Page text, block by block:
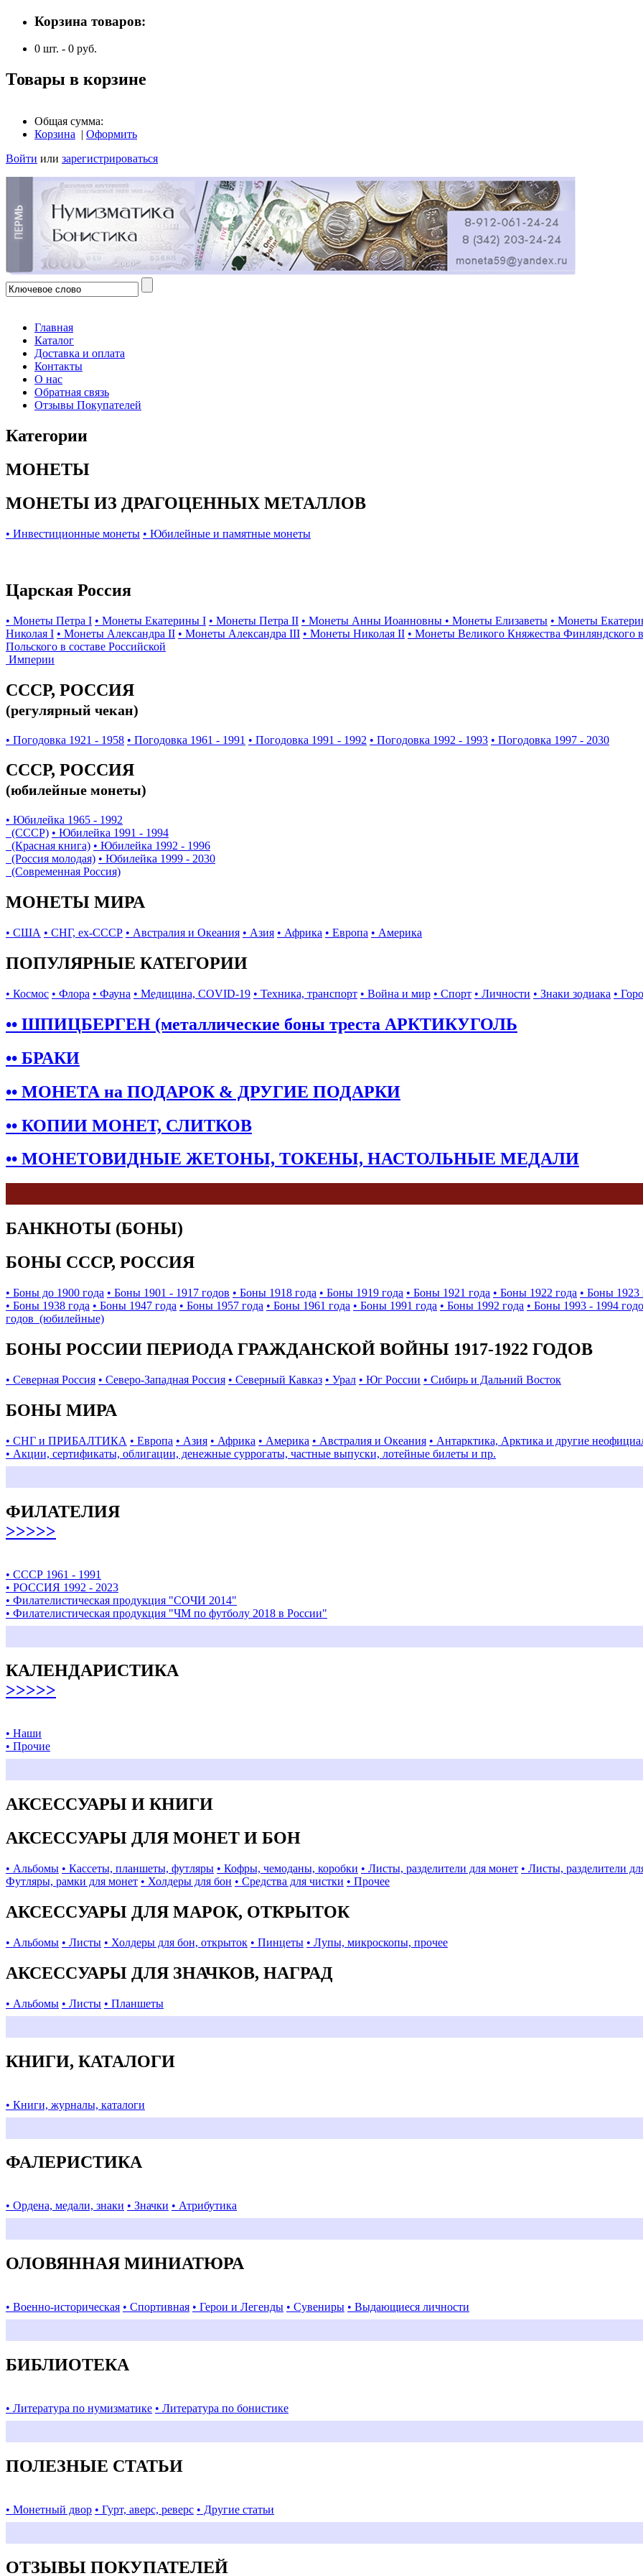
Корзина товаров:
0 шт. - 0 руб.
Товары в корзине
Общая сумма:
Корзина | Оформить
Войти или зарегистрироваться
Главная
Каталог
Доставка и оплата
Контакты
О нас
Обратная связь
Отзывы Покупателей
Категории
МОНЕТЫ
МОНЕТЫ ИЗ ДРАГОЦЕННЫХ МЕТАЛЛОВ
• Инвестиционные монеты • Юбилейные и памятные монеты
Царская Россия
• Монеты Петра I • Монеты Екатерины I • Монеты Петра II • Монеты Анны Иоанновны • Монеты Елизаветы • Монеты
Николая I • Монеты Александра II • Монеты Александра III • Монеты Николая II • Монеты Великого Княжества Финляндского
Польского в составе Российской
Империи
СССР, РОССИЯ
(регулярный чекан)
• Погодовка 1921 - 1958 • Погодовка 1961 - 1991 • Погодовка 1991 - 1992 • Погодовка 1992 - 1993 • Погодовка 1997 - 2030
СССР, РОССИЯ
(юбилейные монеты)
• Юбилейка 1965 - 1992
(СССР) • Юбилейка 1991 - 1994
(Красная книга) • Юбилейка 1992 - 1996
(Россия молодая) • Юбилейка 1999 - 2030
(Современная Россия)
МОНЕТЫ МИРА
• США • СНГ, ex-СССР • Австралия и Океания • Азия • Африка • Европа • Америка
ПОПУЛЯРНЫЕ КАТЕГОРИИ
• Космос • Флора • Фауна • Медицина, COVID-19 • Техника, транспорт • Война и мир • Спорт • Личности • Знаки зодиака •
•• ШПИЦБЕРГЕН (металлические боны треста АРКТИКУГОЛЬ
•• БРАКИ
•• МОНЕТА на ПОДАРОК & ДРУГИЕ ПОДАРКИ
•• КОПИИ МОНЕТ, СЛИТКОВ
•• МОНЕТОВИДНЫЕ ЖЕТОНЫ, ТОКЕНЫ, НАСТОЛЬНЫЕ МЕДАЛИ
БАНКНОТЫ (БОНЫ)
БОНЫ СССР, РОССИЯ
• Боны до 1900 года • Боны 1901 - 1917 годов • Боны 1918 года • Боны 1919 года • Боны 1921 года • Боны 1922 года • Боны 1923
• Боны 1938 года • Боны 1947 года • Боны 1957 года • Боны 1961 года • Боны 1991 года • Боны 1992 года • Боны 1993 - 1994
годов (юбилейные)
БОНЫ РОССИИ ПЕРИОДА ГРАЖДАНСКОЙ ВОЙНЫ 1917-1922 ГОДОВ
• Северная Россия • Северо-Западная Россия • Северный Кавказ • Урал • Юг России • Сибирь и Дальний Восток
БОНЫ МИРА
• СНГ и ПРИБАЛТИКА • Европа • Азия • Африка • Америка • Австралия и Океания • Антарктика, Арктика и другие
• Акции, сертификаты, облигации, денежные суррогаты, частные выпуски, лотейные билеты и пр.
ФИЛАТЕЛИЯ
>>>>>
• СССР 1961 - 1991
• РОССИЯ 1992 - 2023
• Филателистическая продукция "СОЧИ 2014"
• Филателистическая продукция "ЧМ по футболу 2018 в России"
КАЛЕНДАРИСТИКА
>>>>>
• Наши
• Прочие
АКСЕССУАРЫ И КНИГИ
АКСЕССУАРЫ ДЛЯ МОНЕТ И БОН
• Альбомы • Кассеты, планшеты, футляры • Кофры, чемоданы, коробки • Листы, разделители для монет • Листы, разделители
Футляры, рамки для монет • Холдеры для бон • Средства для чистки • Прочее
АКСЕССУАРЫ ДЛЯ МАРОК, ОТКРЫТОК
• Альбомы • Листы • Холдеры для бон, открыток • Пинцеты • Лупы, микроскопы, прочее
АКСЕССУАРЫ ДЛЯ ЗНАЧКОВ, НАГРАД
• Альбомы • Листы • Планшеты
КНИГИ, КАТАЛОГИ
• Книги, журналы, каталоги
ФАЛЕРИСТИКА
• Ордена, медали, знаки • Значки • Атрибутика
ОЛОВЯННАЯ МИНИАТЮРА
• Военно-историческая • Спортивная • Герои и Легенды • Сувениры • Выдающиеся личности
БИБЛИОТЕКА
• Литература по нумизматике • Литература по бонистике
ПОЛЕЗНЫЕ СТАТЬИ
• Монетный двор • Гурт, аверс, реверс • Другие статьи
ОТЗЫВЫ ПОКУПАТЕЛЕЙ